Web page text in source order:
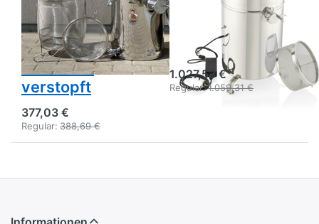
Unterstell-
Siebkanne mit
einem Sieb, das
sich nicht
verstopft
377,03 €
Regular: 388,69 €
Siebanlage mit
rotierendem
Feinfiltersieb
1.027,53 €
Regular:1.059,31 €